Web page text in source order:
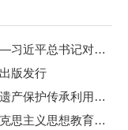
让中朝传统友谊之树更加根深叶茂——习近平总书记对朝鲜进行国事访问纪实
版发行
在习近平文化思想引领下文化和自然遗产保护传承利用工作开创新局面
伟大征程丨延安整风：一次深刻的马克思主义思想教育运动